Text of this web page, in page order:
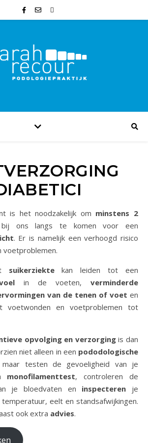
is het noodzakelijk om minstens 2
bij ons langs te komen voor een
. Er is namelijk een verhoogd risico
voetproblemen.
suikerziektekan leiden tot een
in de voeten, verminderde
van de tenen of voet en
voetwonden en voetproblemen tot
opvolging en verzorgingis dan
niet alleen in een pododologische
testen de gevoeligheid van je
monofilamenttest, controleren de
je bloedvaten en inspecteren je
eelt en standsafwijkingen.
ook extra advies.